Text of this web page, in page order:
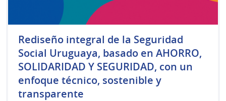
Rediseño integral de la Seguridad
Social Uruguaya, basado en AHORRO,
SOLIDARIDAD Y SEGURIDAD, con un
enfoque técnico, sostenible y
transparente